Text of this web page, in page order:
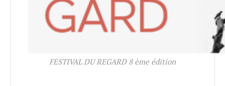
FESTIVAL DU REGARD 8 ème édition